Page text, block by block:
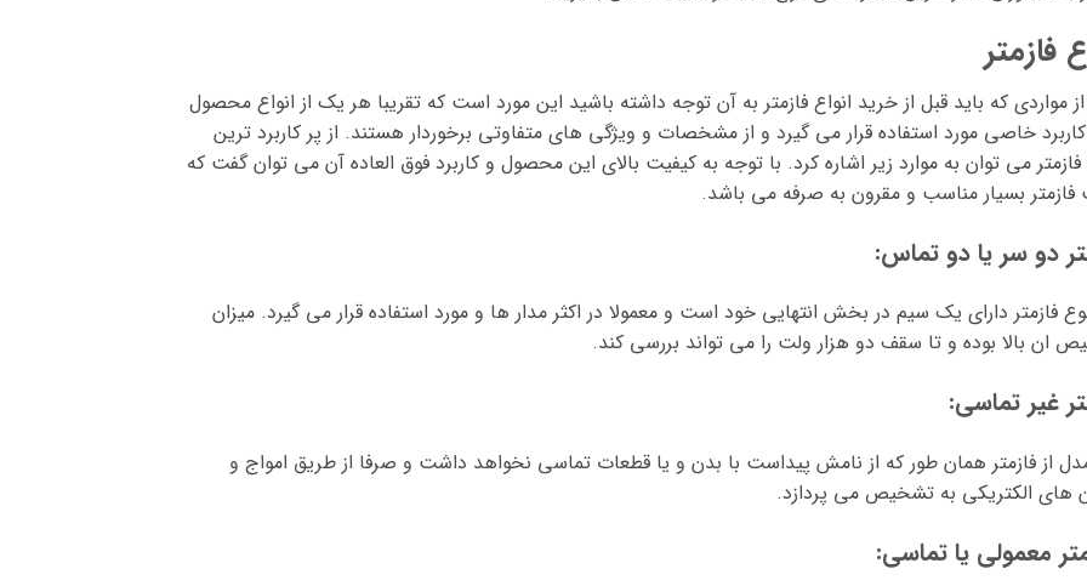
فازمتر
مواردی که باید قبل از خرید انواع فازمتر به آن توجه داشته باشید این مورد است که تقریبا هر یک از انواع محصول
خاصی مورد استفاده قرار می گیرد و از مشخصات و ویژگی های متفاوتی برخوردار هستند. از پر کاربرد ترین
فازمتر می توان به موارد زیر اشاره کرد. با توجه به کیفیت بالای این محصول و کاربرد فوق العاده آن می توان گفت که
فازمتر بسیار مناسب و مقرون به صرفه می باشد.
دو سر یا دو تماس:
فازمتر دارای یک سیم در بخش انتهایی خود است و معمولا در اکثر مدار ها و مورد استفاده قرار می گیرد. میزان
ان بالا بوده و تا سقف دو هزار ولت را می تواند بررسی کند.
غیر تماسی:
از فازمتر همان طور که از نامش پیداست با بدن و یا قطعات تماسی نخواهد داشت و صرفا از طریق امواج و
های الکتریکی به تشخیص می پردازد.
معمولی یا تماسی: